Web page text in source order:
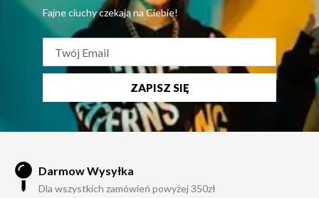
Fajne ciuchy czekają na Ciebie!
ZAPISZ SIĘ
Darmow Wysyłka
Dla wszystkich zamówień powyżej 350zł